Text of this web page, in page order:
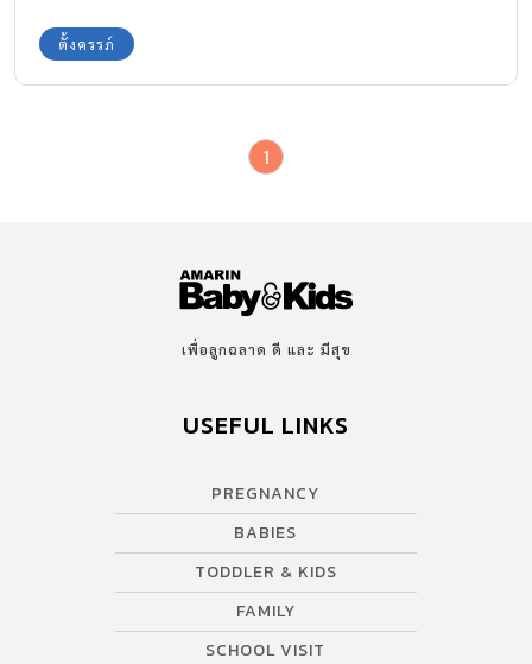
ตั้งครรภ์
1
เพื่อลูกฉลาด ดี และ มีสุข
USEFUL LINKS
PREGNANCY
BABIES
TODDLER & KIDS
FAMILY
SCHOOL VISIT